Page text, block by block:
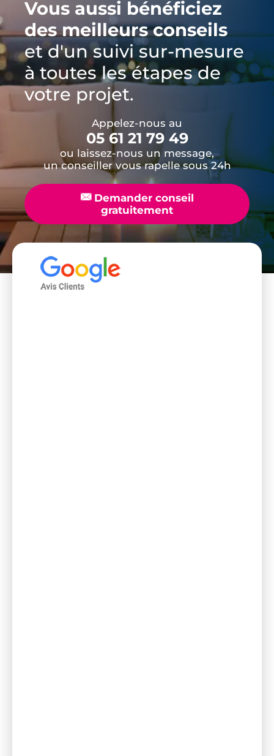
Vous aussi bénéficiez
des meilleurs conseils
et d'un suivi sur-mesure
à toutes les étapes de
votre projet.
Appelez-nous au
05 61 21 79 49
ou laissez-nous un message,
un conseiller vous rapelle sous 24h
📧Demander conseil
gratuitement